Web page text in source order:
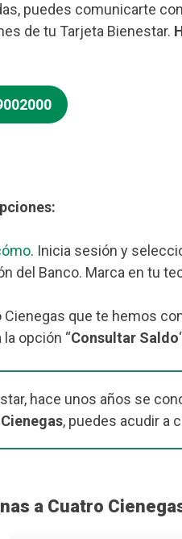
puedes comunicarte
de tu Tarjeta Bienestar.
. Inicia sesión y
del Banco. Marca en tu
que te hemos
opción “Consultar Saldo
hace unos años se
, puedes acudir a
a Cuatro